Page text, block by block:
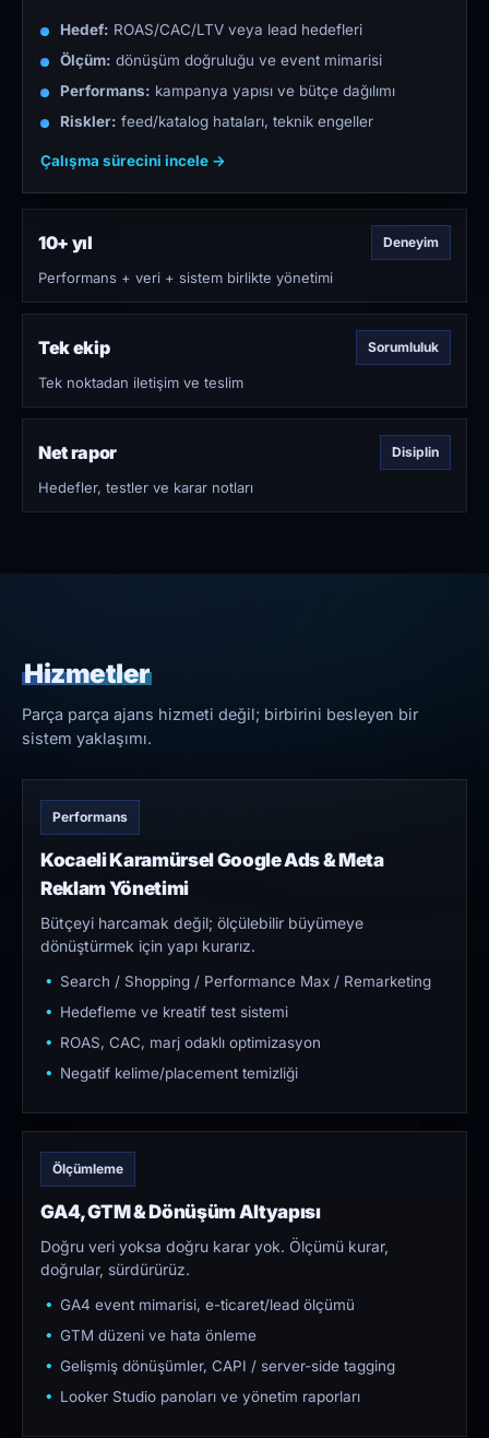
Hedef: ROAS/CAC/LTV veya lead hedefleri
Ölçüm: dönüşüm doğruluğu ve event mimarisi
Performans: kampanya yapısı ve bütçe dağılımı
Riskler: feed/katalog hataları, teknik engeller
Çalışma sürecini incele →
10+ yıl Deneyim
Performans + veri + sistem birlikte yönetimi
Tek ekip Sorumluluk
Tek noktadan iletişim ve teslim
Net rapor Disiplin
Hedefler, testler ve karar notları
Hizmetler
Parça parça ajans hizmeti değil; birbirini besleyen bir
sistem yaklaşımı.
Performans
Kocaeli Karamürsel Google Ads & Meta
Reklam Yönetimi
Bütçeyi harcamak değil; ölçülebilir büyümeye
dönüştürmek için yapı kurarız.
Search / Shopping / Performance Max / Remarketing
Hedefleme ve kreatif test sistemi
ROAS, CAC, marj odaklı optimizasyon
Negatif kelime/placement temizliği
Ölçümleme
GA4, GTM & Dönüşüm Altyapısı
Doğru veri yoksa doğru karar yok. Ölçümü kurar,
doğrular, sürdürürüz.
GA4 event mimarisi, e-ticaret/lead ölçümü
GTM düzeni ve hata önleme
Gelişmiş dönüşümler, CAPI / server-side tagging
Looker Studio panoları ve yönetim raporları